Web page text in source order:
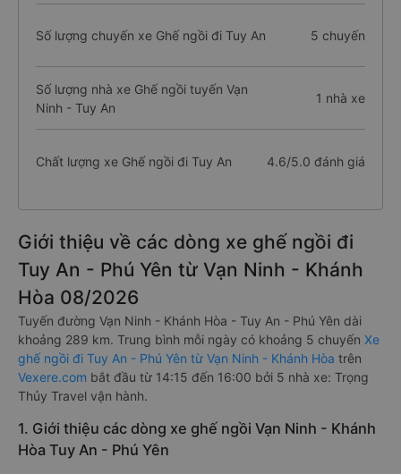
Số lượng chuyến xe Ghế ngồi đi Tuy An 5 chuyến
Số lượng nhà xe Ghế ngồi tuyến Vạn
Ninh - Tuy An
1 nhà xe
Chất lượng xe Ghế ngồi đi Tuy An 4.6/5.0 đánh giá
Giới thiệu về các dòng xe ghế ngồi đi
Tuy An - Phú Yên từ Vạn Ninh - Khánh
Hòa 08/2026
Tuyến đường Vạn Ninh - Khánh Hòa - Tuy An - Phú Yên dài
khoảng 289 km. Trung bình mỗi ngày có khoảng 5 chuyến Xe
ghế ngồi đi Tuy An - Phú Yên từ Vạn Ninh - Khánh Hòa trên
Vexere.com bắt đầu từ 14:15 đến 16:00 bởi 5 nhà xe: Trọng
Thủy Travel vận hành.
1. Giới thiệu các dòng xe ghế ngồi Vạn Ninh - Khánh
Hòa Tuy An - Phú Yên